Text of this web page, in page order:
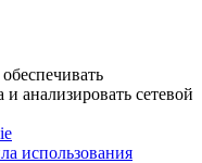
анализировать сетевой
использования